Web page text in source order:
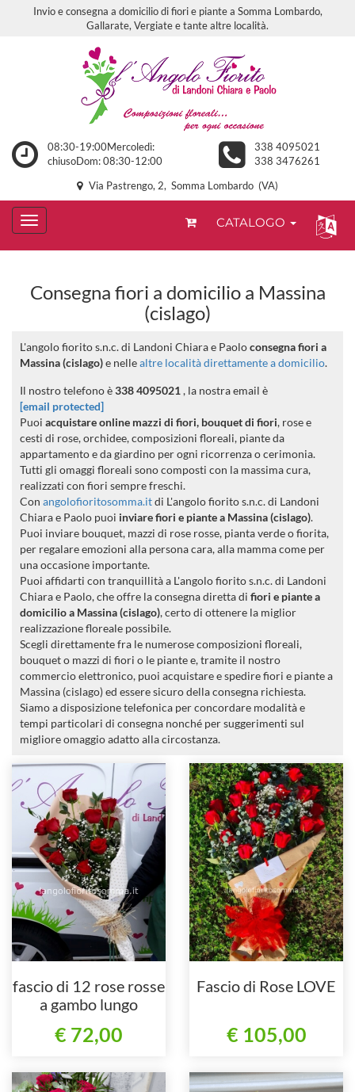
Invio e consegna a domicilio di fiori e piante a Somma Lombardo,
Gallarate, Vergiate e tante altre località.
08:30-19:00Mercoledì:
chiusoDom: 08:30-12:00
338 4095021
338 3476261
Via Pastrengo, 2, Somma Lombardo (VA)
CATALOGO
Consegna fiori a domicilio a Massina
(cislago)
L'angolo fiorito s.n.c. di Landoni Chiara e Paoloconsegna fiori a
Massina (cislago)e nellealtre località direttamente a domicilio.
Il nostro telefono è338 4095021 , la nostra email è
[email protected]
Puoi acquistare online mazzi di fiori, bouquet di fiori, rose e
cesti di rose, orchidee, composizioni floreali, piante da
appartamento e da giardino per ogni ricorrenza o cerimonia.
Tutti gli omaggi floreali sono composti con la massima cura,
realizzati con fiori sempre freschi.
Con angolofioritosomma.itdi L'angolo fiorito s.n.c. di Landoni
Chiara e Paolo puoi inviare fiori e piante a Massina (cislago).
Puoi inviare bouquet, mazzi di rose rosse, pianta verde o fiorita,
per regalare emozioni alla persona cara, alla mamma come per
una occasione importante.
Puoi affidarti con tranquillità a L'angolo fiorito s.n.c. di Landoni
Chiara e Paolo, che offre la consegna diretta di fiori e piante a
domicilio a Massina (cislago), certo di ottenere la miglior
realizzazione floreale possibile.
Scegli direttamente fra le numerose composizioni floreali,
bouquet o mazzi di fiori o le piante e, tramite il nostro
commercio elettronico, puoi acquistare e spedire fiori e piante a
Massina (cislago) ed essere sicuro della consegna richiesta.
Siamo a disposizione telefonica per concordare modalità e
tempi particolari di consegna nonché per suggerimenti sul
migliore omaggio adatto alla circostanza.
fascio di 12 rose rosse
a gambo lungo
€ 72,00
Fascio di Rose LOVE
€ 105,00